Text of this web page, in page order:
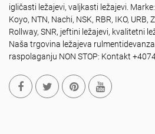
igličasti ležajevi, valjkasti ležajevi. Marke:
Koyo, NTN, Nachi, NSK, RBR, IKO, URB,
Rollway, SNR, jeftini ležajevi, kvalitetni
Naša trgovina ležajeva
raspolaganju NON STOP: Kontakt